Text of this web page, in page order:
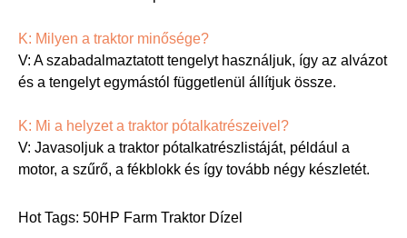
K: Milyen a traktor minősége?
V: A szabadalmaztatott tengelyt használjuk, így az alvázot
és a tengelyt egymástól függetlenül állítjuk össze.
K: Mi a helyzet a traktor pótalkatrészeivel?
V: Javasoljuk a traktor pótalkatrészlistáját, például a
motor, a szűrő, a fékblokk és így tovább négy készletét.
Hot Tags: 50HP Farm Traktor Dízel